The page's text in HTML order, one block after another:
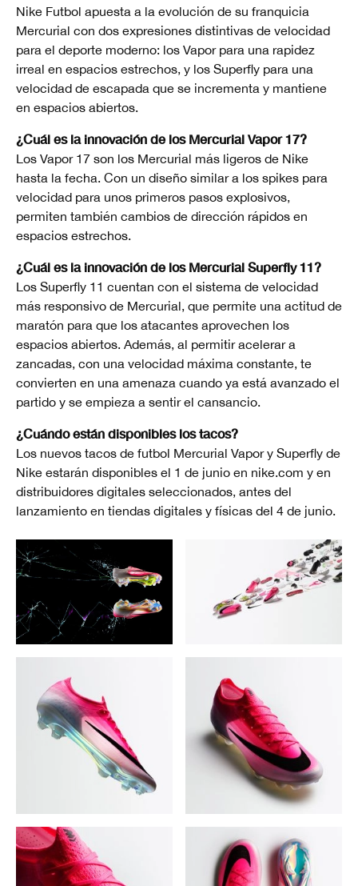
Nike Futbol apuesta a la evolución de su franquicia
Mercurial con dos expresiones distintivas de velocidad
para el deporte moderno: los Vapor para una rapidez
irreal en espacios estrechos, y los Superfly para una
velocidad de escapada que se incrementa y mantiene
en espacios abiertos.
¿Cuál es la innovación de los Mercurial Vapor 17?
Los Vapor 17 son los Mercurial más ligeros de Nike
hasta la fecha. Con un diseño similar a los spikes para
velocidad para unos primeros pasos explosivos,
permiten también cambios de dirección rápidos en
espacios estrechos.
¿Cuál es la innovación de los Mercurial Superfly 11?
Los Superfly 11 cuentan con el sistema de velocidad
más responsivo de Mercurial, que permite una actitud de
maratón para que los atacantes aprovechen los
espacios abiertos. Además, al permitir acelerar a
zancadas, con una velocidad máxima constante, te
convierten en una amenaza cuando ya está avanzado el
partido y se empieza a sentir el cansancio.
¿Cuándo están disponibles los tacos?
Los nuevos tacos de futbol Mercurial Vapor y Superfly de
Nike estarán disponibles el 1 de junio en nike.com y en
distribuidores digitales seleccionados, antes del
lanzamiento en tiendas digitales y físicas del 4 de junio.